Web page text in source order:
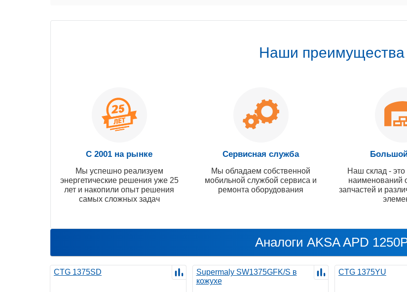
Наши преимущества
С 2001 на рынке
Мы успешно реализуем
энергетические решения уже 25
лет и накопили опыт решения
самых сложных задач
Сервисная служба
Мы обладаем собственной
мобильной службой сервиса и
ремонта оборудования
Наш склад -
наименований
запчастей и
Аналоги AKSA APD
CTG 1375SD
Supermaly SW1375GFK/S в
кожухе
CTG 1375YU